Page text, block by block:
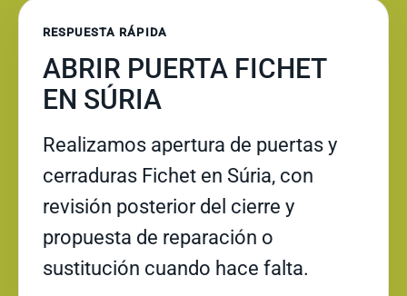
RESPUESTA RÁPIDA
ABRIR PUERTA FICHET
EN SÚRIA
Realizamos apertura de puertas y
cerraduras Fichet en Súria, con
revisión posterior del cierre y
propuesta de reparación o
sustitución cuando hace falta.